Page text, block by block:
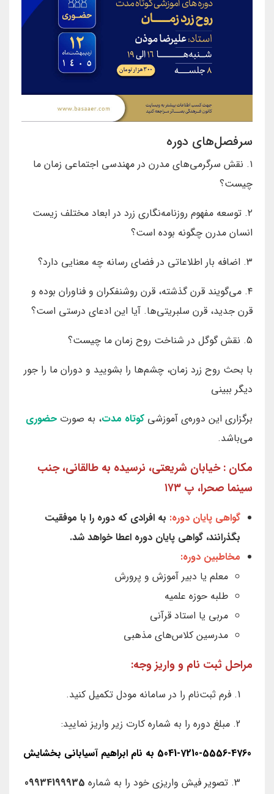
سرفصل‌های دوره
۱. نقش سرگرمی‌های مدرن در مهندسی اجتماعی زمان ما
چیست؟
۲. توسعه مفهوم روزنامه‌نگاری زرد در ابعاد مختلف زیست
انسان مدرن چگونه بوده است؟
۳. اضافه بار اطلاعاتی در فضای رسانه چه معنایی دارد؟
۴. می‌گویند قرن گذشته، قرن روشنفکران و فناوران بوده و
قرن جدید، قرن سلبریتی‌ها. آیا این ادعای درستی است؟
۵. نقش گوگل در شناخت روح زمان ما چیست؟
با بحث روح زرد زمان، چشم‌ها را بشویید و دوران ما را جور
دیگر ببینی
برگزاری این دوره‌ی آموزشی کوتاه مدت، به صورت حضوری
می‌باشد.
مکان : خیابان شریعتی، نرسیده به طالقانی، جنب
سینما صحرا، پ ۱۷۳
گواهی پایان دوره: به افرادی که دوره را با موفقیت
بگذرانند، گواهی پایان دوره اعطا خواهد شد.
مخاطبین دوره:
معلم یا دبیر آموزش و پرورش
طلبه حوزه علمیه
مربی یا استاد قرآنی
مدرسین کلاس‌های مذهبی
مراحل ثبت نام و واریز وجه:
1. فرم ثبت‌نام را در سامانه مودل تکمیل کنید.
2. مبلغ دوره را به شماره کارت زیر واریز نمایید:
5041-7210-5556-4760 به نام ابراهیم آسیابانی بخشایش
3. تصویر فیش واریزی خود را به شماره
09934199935